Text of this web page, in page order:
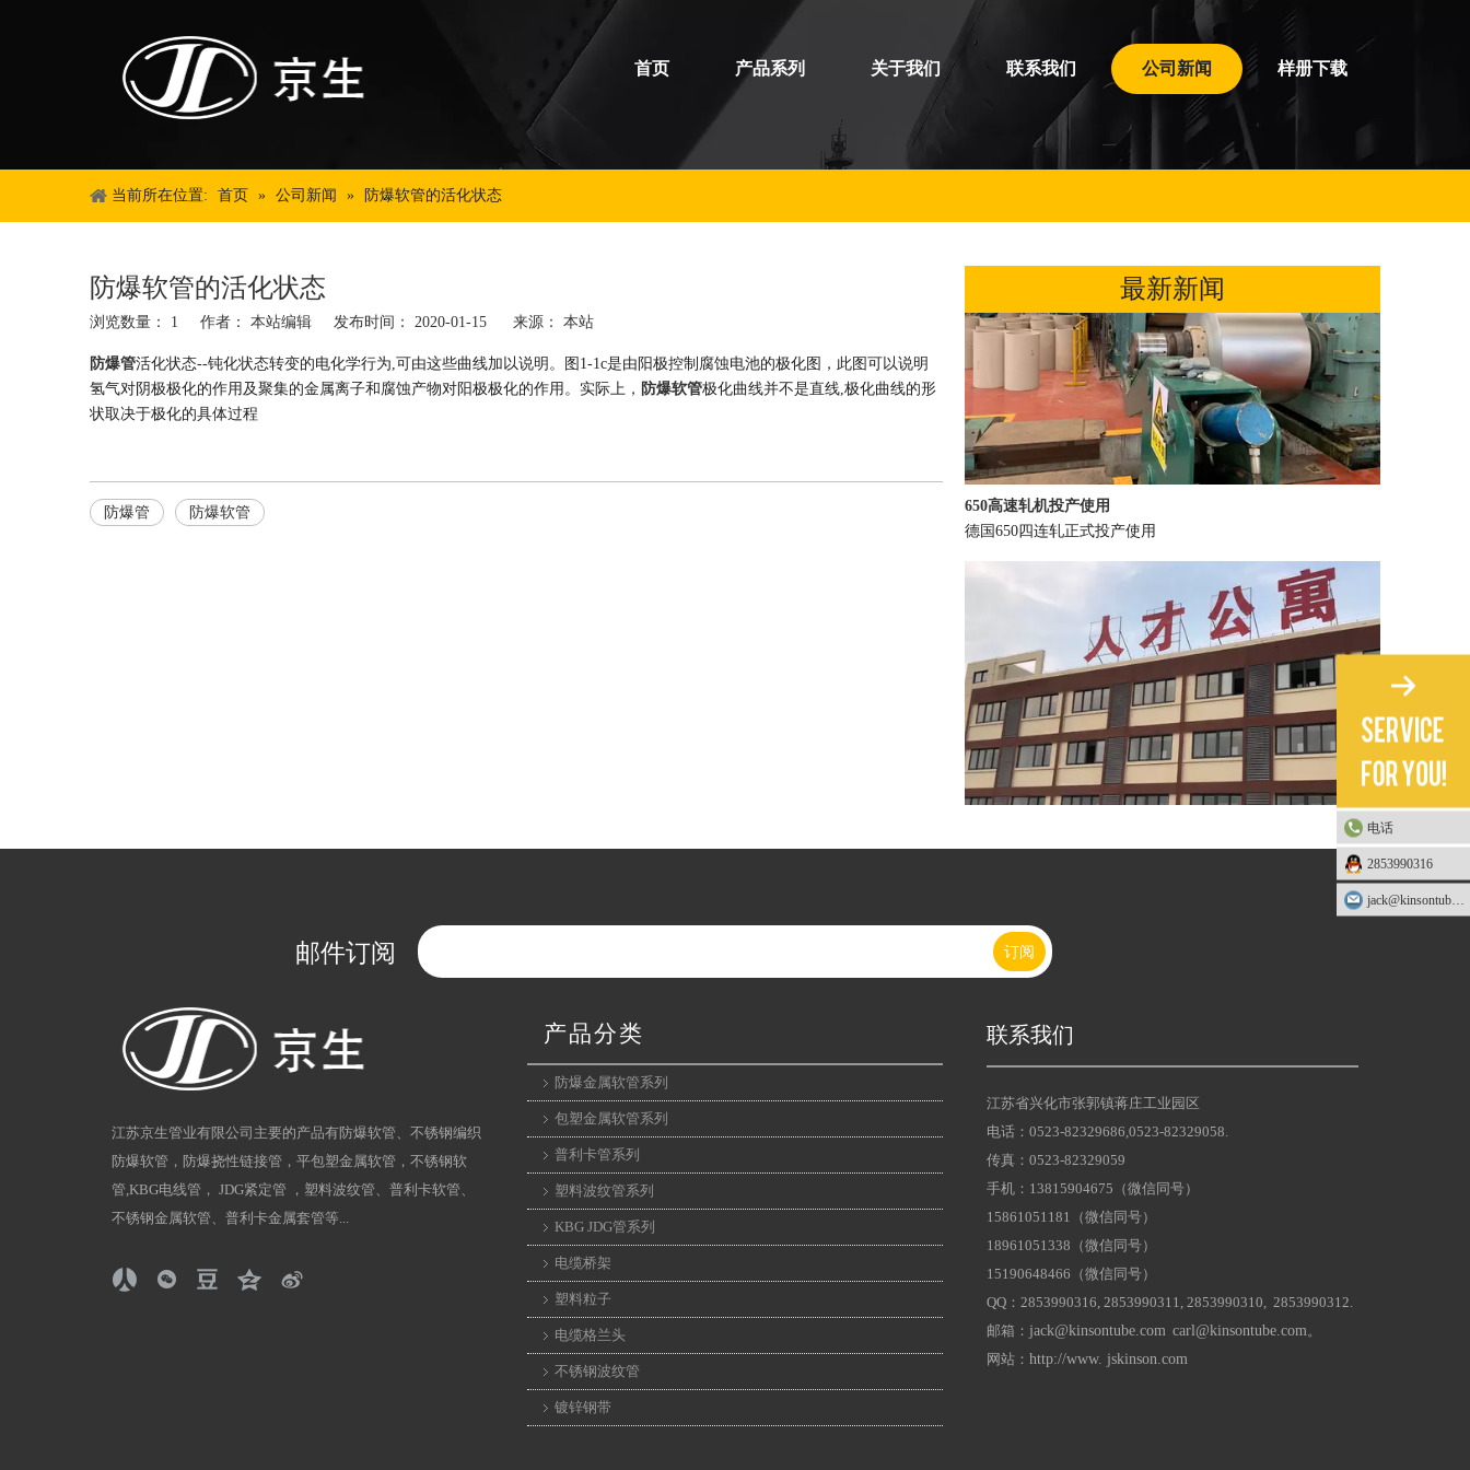
首页 产品系列 关于我们 联系我们 公司新闻 样册下载
当前所在位置: 首页 » 公司新闻 » 防爆软管的活化状态
防爆软管的活化状态
浏览数量： 1 作者： 本站编辑 发布时间： 2020-01-15 来源： 本站
["wechat","weibo","qzone","douban","email"]
防爆管活化状态--钝化状态转变的电化学行为,可由这些曲线加以说明。图1-1c是由阳极控制腐蚀电池的极化图，此图可以说明
氢气对阴极极化的作用及聚集的金属离子和腐蚀产物对阳极极化的作用。实际上， 防爆软管极化曲线并不是直线,极化曲线的形
状取决于极化的具体过程
防爆管 防爆软管
最新新闻
防爆软管的加热冷却
防爆软管铁素体不锈钢这类钢在加热冷却时都没有a≥γ转变,始终保持铁
650高速轧机投产使用
德国650四连轧正式投产使用
为了更好的招引人才，2019公司投资2000万新建人才公寓两栋，已经落成
京生管业研发中心落成使用
2019年公司投入5000万元新建公司研发大楼已经投入使用
邮件订阅 订阅
江苏京生管业有限公司主要的产品有防爆软管、不锈钢编织
防爆软管，防爆挠性链接管，平包塑金属软管，不锈钢软
管,KBG电线管， JDG紧定管 ，塑料波纹管、普利卡软管、
不锈钢金属软管、普利卡金属套管等...
产品分类
防爆金属软管系列
包塑金属软管系列
普利卡管系列
塑料波纹管系列
KBG JDG管系列
电缆桥架
塑料粒子
电缆格兰头
不锈钢波纹管
镀锌钢带
联系我们
江苏省兴化市张郭镇蒋庄工业园区
电话：0523-82329686,0523-82329058.
传真：0523-82329059
手机：13815904675（微信同号）
15861051181（微信同号）
18961051338（微信同号）
15190648466（微信同号）
QQ：2853990316, 2853990311, 2853990310, 2853990312.
邮箱： jack@kinsontube.com carl@kinsontube.com 。
网站： http://www. jskinson.com
电话
2853990316